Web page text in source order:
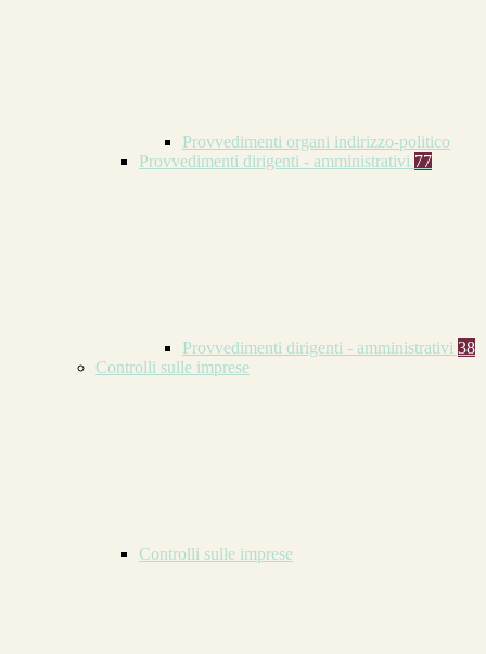
Provvedimenti organi indirizzo-politico
Provvedimenti dirigenti - amministrativi 77
Provvedimenti dirigenti - amministrativi 38
Controlli sulle imprese
Controlli sulle imprese